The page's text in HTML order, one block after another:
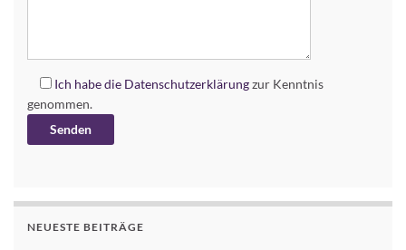
Ich habe die Datenschutzerklärungzur Kenntnis
genommen.
NEUESTE BEITRÄGE